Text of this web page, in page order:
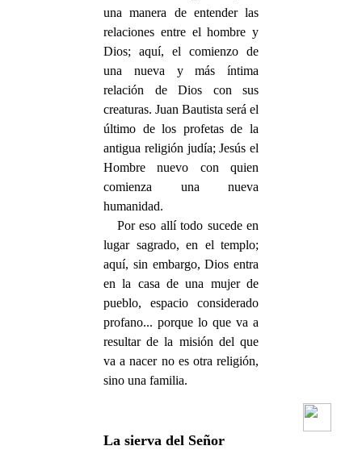
una manera de entender las
relaciones entre el hombre y
Dios; aquí, el comienzo de
una nueva y más íntima
relación de Dios con sus
creaturas. Juan Bautista será el
último de los profetas de la
antigua religión judía; Jesús el
Hombre nuevo con quien
comienza una nueva
humanidad.
Por eso allí todo sucede en
lugar sagrado, en el templo;
aquí, sin embargo, Dios entra
en la casa de una mujer de
pueblo, espacio considerado
profano... porque lo que va a
resultar de la misión del que
va a nacer no es otra religión,
sino una familia.
La sierva del Señor